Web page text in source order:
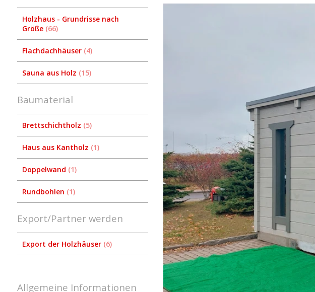
Holzhaus - Grundrisse nach
Größe 66
Flachdachhäuser 4
Sauna aus Holz 15
Baumaterial
Brettschichtholz 5
Haus aus Kantholz 1
Doppelwand 1
Rundbohlen 1
Export/Partner werden
Export der Holzhäuser 6
Allgemeine Informationen